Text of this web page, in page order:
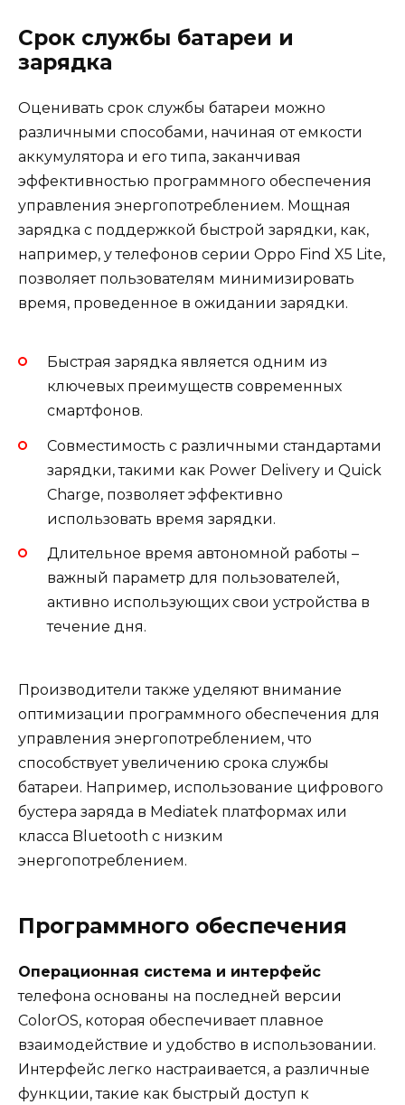
Срок службы батареи и
зарядка
Оценивать срок службы батареи можно
различными способами, начиная от емкости
аккумулятора и его типа, заканчивая
эффективностью программного обеспечения
управления энергопотреблением. Мощная
зарядка с поддержкой быстрой зарядки, как,
например, у телефонов серии Oppo Find X5 Lite,
позволяет пользователям минимизировать
время, проведенное в ожидании зарядки.
Быстрая зарядка является одним из
ключевых преимуществ современных
смартфонов.
Совместимость с различными стандартами
зарядки, такими как Power Delivery и Quick
Charge, позволяет эффективно
использовать время зарядки.
Длительное время автономной работы –
важный параметр для пользователей,
активно использующих свои устройства в
течение дня.
Производители также уделяют внимание
оптимизации программного обеспечения для
управления энергопотреблением, что
способствует увеличению срока службы
батареи. Например, использование цифрового
бустера заряда в Mediatek платформах или
класса Bluetooth с низким
энергопотреблением.
Программного обеспечения
Операционная система и интерфейс
телефона основаны на последней версии
ColorOS, которая обеспечивает плавное
взаимодействие и удобство в использовании.
Интерфейс легко настраивается, а различные
функции, такие как быстрый доступ к